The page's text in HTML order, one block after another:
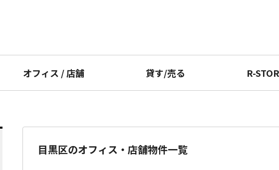
オフィス /店舗 貸す/売る R-
目黒区のオフィス・店舗物件一覧